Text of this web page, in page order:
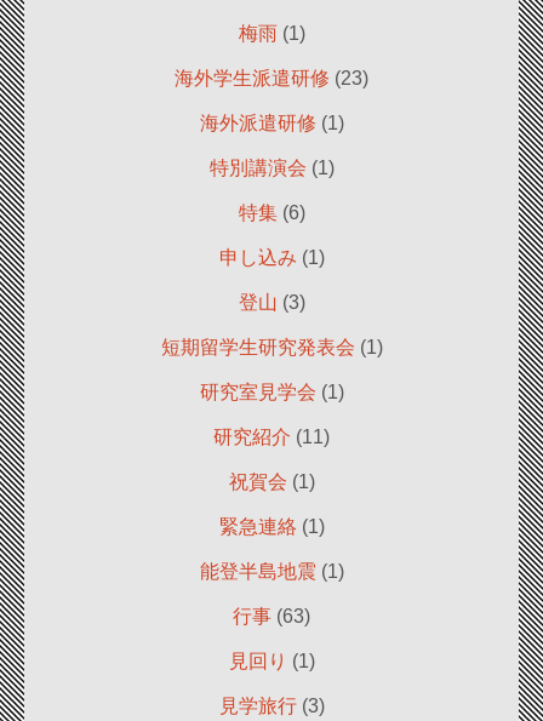
梅雨(1)
海外学生派遣研修 (23)
海外派遣研修 (1)
特別講演会 (1)
特集(6)
申し込み (1)
登山 (3)
短期留学生研究発表会 (1)
研究室見学会 (1)
研究紹介 (11)
祝賀会 (1)
緊急連絡 (1)
能登半島地震 (1)
行事 (63)
見回り (1)
見学旅行(3)